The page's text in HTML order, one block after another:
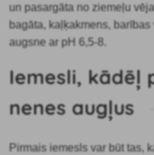
un pasargāta no ziemeļu
bagāta, kaļķakmens,
augsne ar pH 6,5-8.
Iemesli, kādēļ
nenes augļus
Pirmais iemesls var būt tas,